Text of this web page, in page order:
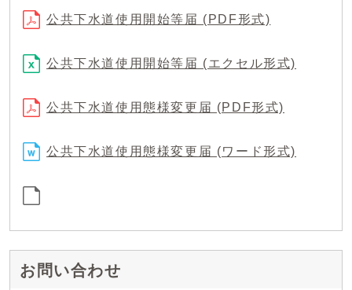
公共下水道使用開始等届 (PDF形式)
公共下水道使用開始等届 (エクセル形式)
公共下水道使用態様変更届 (PDF形式)
公共下水道使用態様変更届 (ワード形式)
お問い合わせ